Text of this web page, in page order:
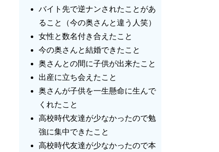
バイト先で逆ナンされたことがあ
ること（今の奥さんと違う人笑）
女性と数名付き合えたこと
今の奥さんと結婚できたこと
奥さんとの間に子供が出来たこと
出産に立ち会えたこと
奥さんが子供を一生懸命に生んで
くれたこと
高校時代友達が少なかったので勉
強に集中できたこと
高校時代友達が少なかったので本